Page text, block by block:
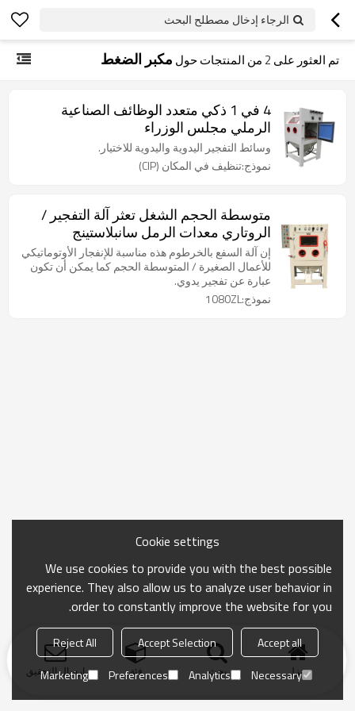
الرجاء إدخال مصطلح البحث
تم العثور على 2 من المنتجات حول مكبر الضغط
4 في 1 ذكي متعدد الوظائف الصناعية
الرملي مجلس الوزراء
وسائط التفجير اليدوية واليدوية للاختيار.
نموذج:تنظيف في المكان (CIP)
متوسطة الحجم الشغل تعثر آلة التفجير /
الروتاري معدات الرمل سانبلاستينج
إن آلة السفع بالخرطوم هذه مناسبة للإنفجار الأوتوماتيكي
للأعمال الصغيرة / المتوسطة الحجم كما يمكن أن تكون
عبارة عن تفجير يدوي.
نموذج:1080ZL
منزل بحث فئة ارسال التحقيق
Cookie settings
We use cookies to provide you with the best possible
experience. They also allow us to analyze user behavior in
order to constantly improve the website for you.
Accept all
Accept Selection
Reject All
Necessary
Analytics
Preferences
Marketing